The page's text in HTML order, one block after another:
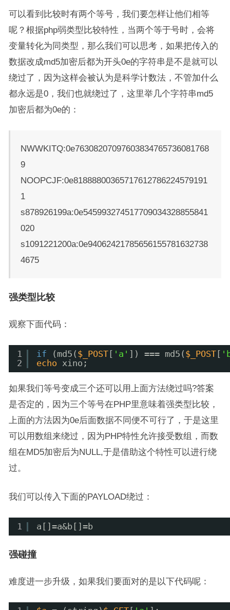
可以看到比较时有两个等号，我们要怎样让他们相等
呢？根据php弱类型比较特性，当两个等于号时，会将
变量转化为同类型，那么我们可以思考，如果把传入的
数据改成md5加密后都为开头0e的字符串是不是就可以
绕过了，因为这样会被认为是科学计数法，不管加什么
都永远是0，我们也就绕过了，这里举几个字符串md5
加密后都为0e的：
NWWKITQ:0e76308207097603834765736081768
9
NOOPCJF:0e81888800365717612786224579191
1
s878926199a:0e545993274517709034328855841
020
s1091221200a:0e94062421785656155781632738
4675
强类型比较
观察下面代码：
1
2
if (md5( $_POST [ 'a' ]) === md5( $_POST [
echo
xino;
如果我们等号变成三个还可以用上面方法绕过吗?答案
是否定的，因为三个等号在PHP里意味着强类型比较，
上面的方法因为0e后面数据不同便不可行了，于是这里
可以用数组来绕过，因为PHP特性允许接受数组，而数
组在MD5加密后为NULL,于是借助这个特性可以进行绕
过。
我们可以传入下面的PAYLOAD绕过：
1 a[]=a&b[]=b
强碰撞
难度进一步升级，如果我们要面对的是以下代码呢：